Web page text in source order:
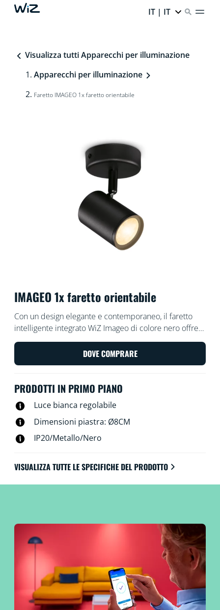
IT | IT
Visualizza tutti Apparecchi per illuminazione
Apparecchi per illuminazione
Faretto IMAGEO 1x faretto orientabile
IMAGEO 1x faretto orientabile
Con un design elegante e contemporaneo, il faretto
intelligente integrato WiZ Imageo di colore nero offre
un unico punto regolabile e una luce bianca calda o
fredda per il tuo spazio. Usa il Wi-Fi esistente per
controllarlo con l'app WiZ o con la tua voce.
DOVE COMPRARE
PRODOTTI IN PRIMO PIANO
Luce bianca regolabile
Dimensioni piastra: Ø8CM
IP20/Metallo/Nero
VISUALIZZA TUTTE LE SPECIFICHE DEL PRODOTTO